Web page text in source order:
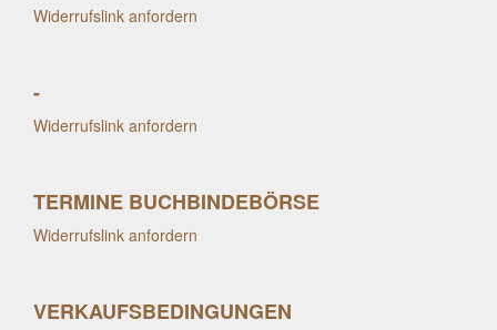
Widerrufslink anfordern
-
Widerrufslink anfordern
TERMINE BUCHBINDEBÖRSE
Widerrufslink anfordern
VERKAUFSBEDINGUNGEN